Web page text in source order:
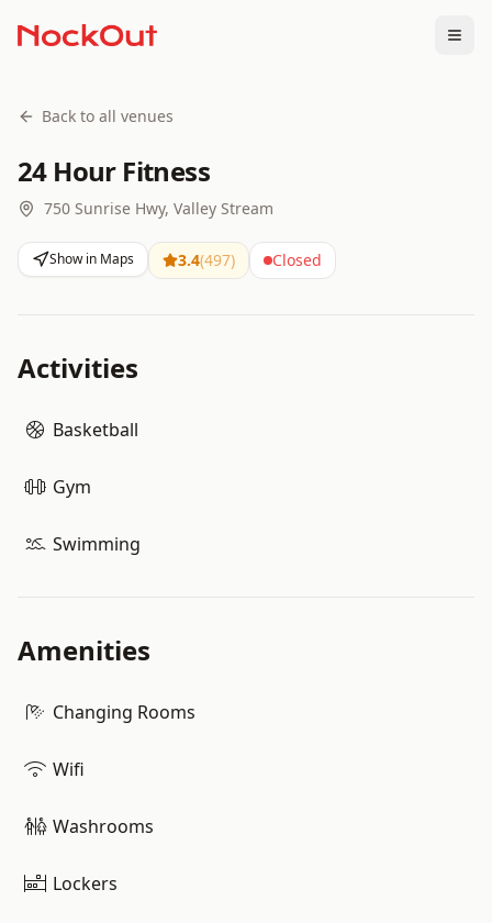
Back to all venues
24 Hour Fitness
750 Sunrise Hwy, Valley Stream
Show in Maps 3.4(497) Closed
Activities
Basketball
Gym
Swimming
Amenities
Changing Rooms
Wifi
Washrooms
Lockers